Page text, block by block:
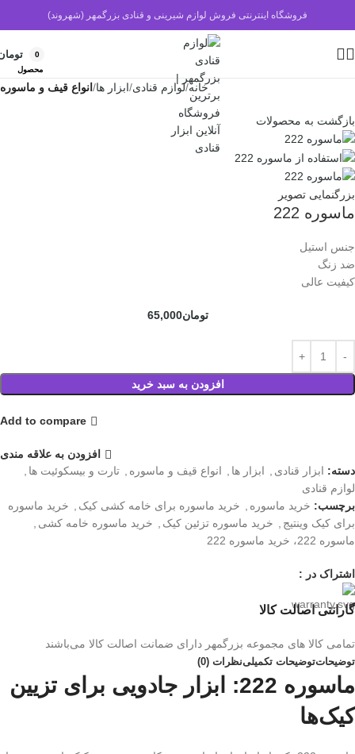
فروشگاه اینترنتی فروش لوازم شیرینی و قنادی بزرگمهر (شهروند)
0
محصول
خانه لوازم قنادی ابزار ها انواع قیف و ماسوره
بازگشت به محصولات
بزرگنمایی تصویر
ماسوره 222
جنس استیل
ضد زنگ
کیفیت عالی
تومان65,000
افزودن به سبد خرید
Add to compare
افزودن به علاقه مندی
دسته: ابزار قنادی ابزار ها انواع قیف و ماسوره تارت و بیسکوئیت ها
لوازم قنادی
برچسب: خرید ماسوره خرید ماسوره برای خامه کشی کیک
خرید ماسوره
برای کیک وینتیج
خرید ماسوره تزئین کیک خرید ماسوره خامه کشی
ماسوره 222، خرید ماسوره 222
اشتراک در :
گارانتی اصالت کالا
تمامی کالا های مجموعه بزرگمهر دارای ضمانت اصالت کالا می‌باشند
توضیحاتتوضیحات تکمیلینظرات (0)
ماسوره 222: ابزار جادویی برای تزیین
کیک‌ها